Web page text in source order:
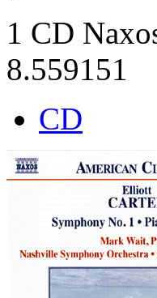
1 CD
8.559151
CD